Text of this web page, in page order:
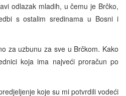
odlazak mladih, u čemu je Brčko,
s ostalim sredinama u Bosni i
za uzbunu za sve u Brčkom. Kako
koja ima najveći proračun po
koje su mi potvrdili vodeći